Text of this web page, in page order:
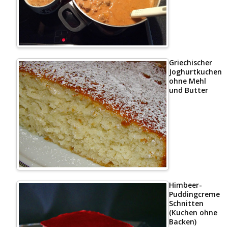
Griechischer
Joghurtkuchen
ohne Mehl
und Butter
Himbeer-
Puddingcreme
Schnitten
(Kuchen ohne
Backen)